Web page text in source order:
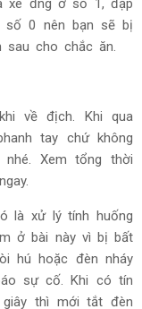
xe đng ở số 1, đạp
số 0 nên bạn sẽ bị
sau cho chắc ăn.
về địch. Khi qua
tay chứ không
Xem tổng thời
là xử lý tính huống
ở bài này vì bị bất
hú hoặc đèn nháy
sự cố. Khi có tín
thì mới tắt đèn